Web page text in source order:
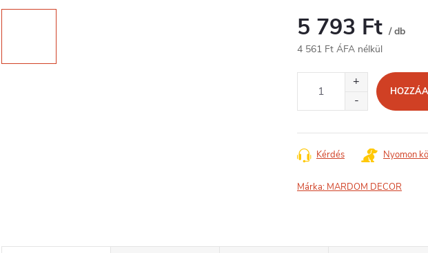
5 793 Ft / db
4 561 Ft ÁFA nélkül
Kérdés Nyomon
Márka: MARDOM DECOR